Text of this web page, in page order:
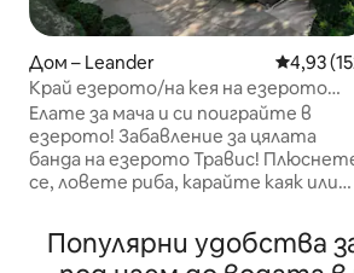
Дом – Leander Средна
4,93
Край езерото/на кея на езерото
Травис ATX / Риболов
Елате за мача и си поиграйте в
езерото! Забавление за цялата
банда на езерото Травис!
се, ловете риба, карайте каяк или
достатъчно място за акостиране и
забавления. Децата ще харесат
Популярни удобства